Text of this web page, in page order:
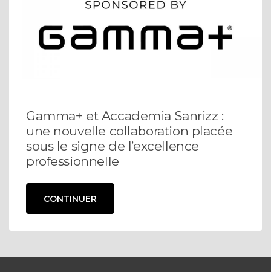
Gamma+ et Accademia Sanrizz :
une nouvelle collaboration placée
sous le signe de l’excellence
professionnelle
CONTINUER